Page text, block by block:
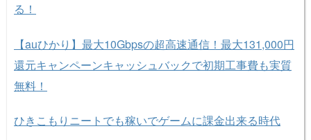
る！
【auひかり】最大10Gbpsの超高速通信！最大131,000円
還元キャンペーンキャッシュバックで初期工事費も実質
無料！
ひきこもりニートでも稼いでゲームに課金出来る時代